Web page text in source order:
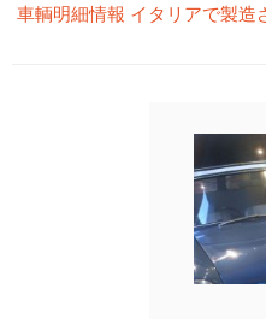
車輌明細情報 イタリアで製造